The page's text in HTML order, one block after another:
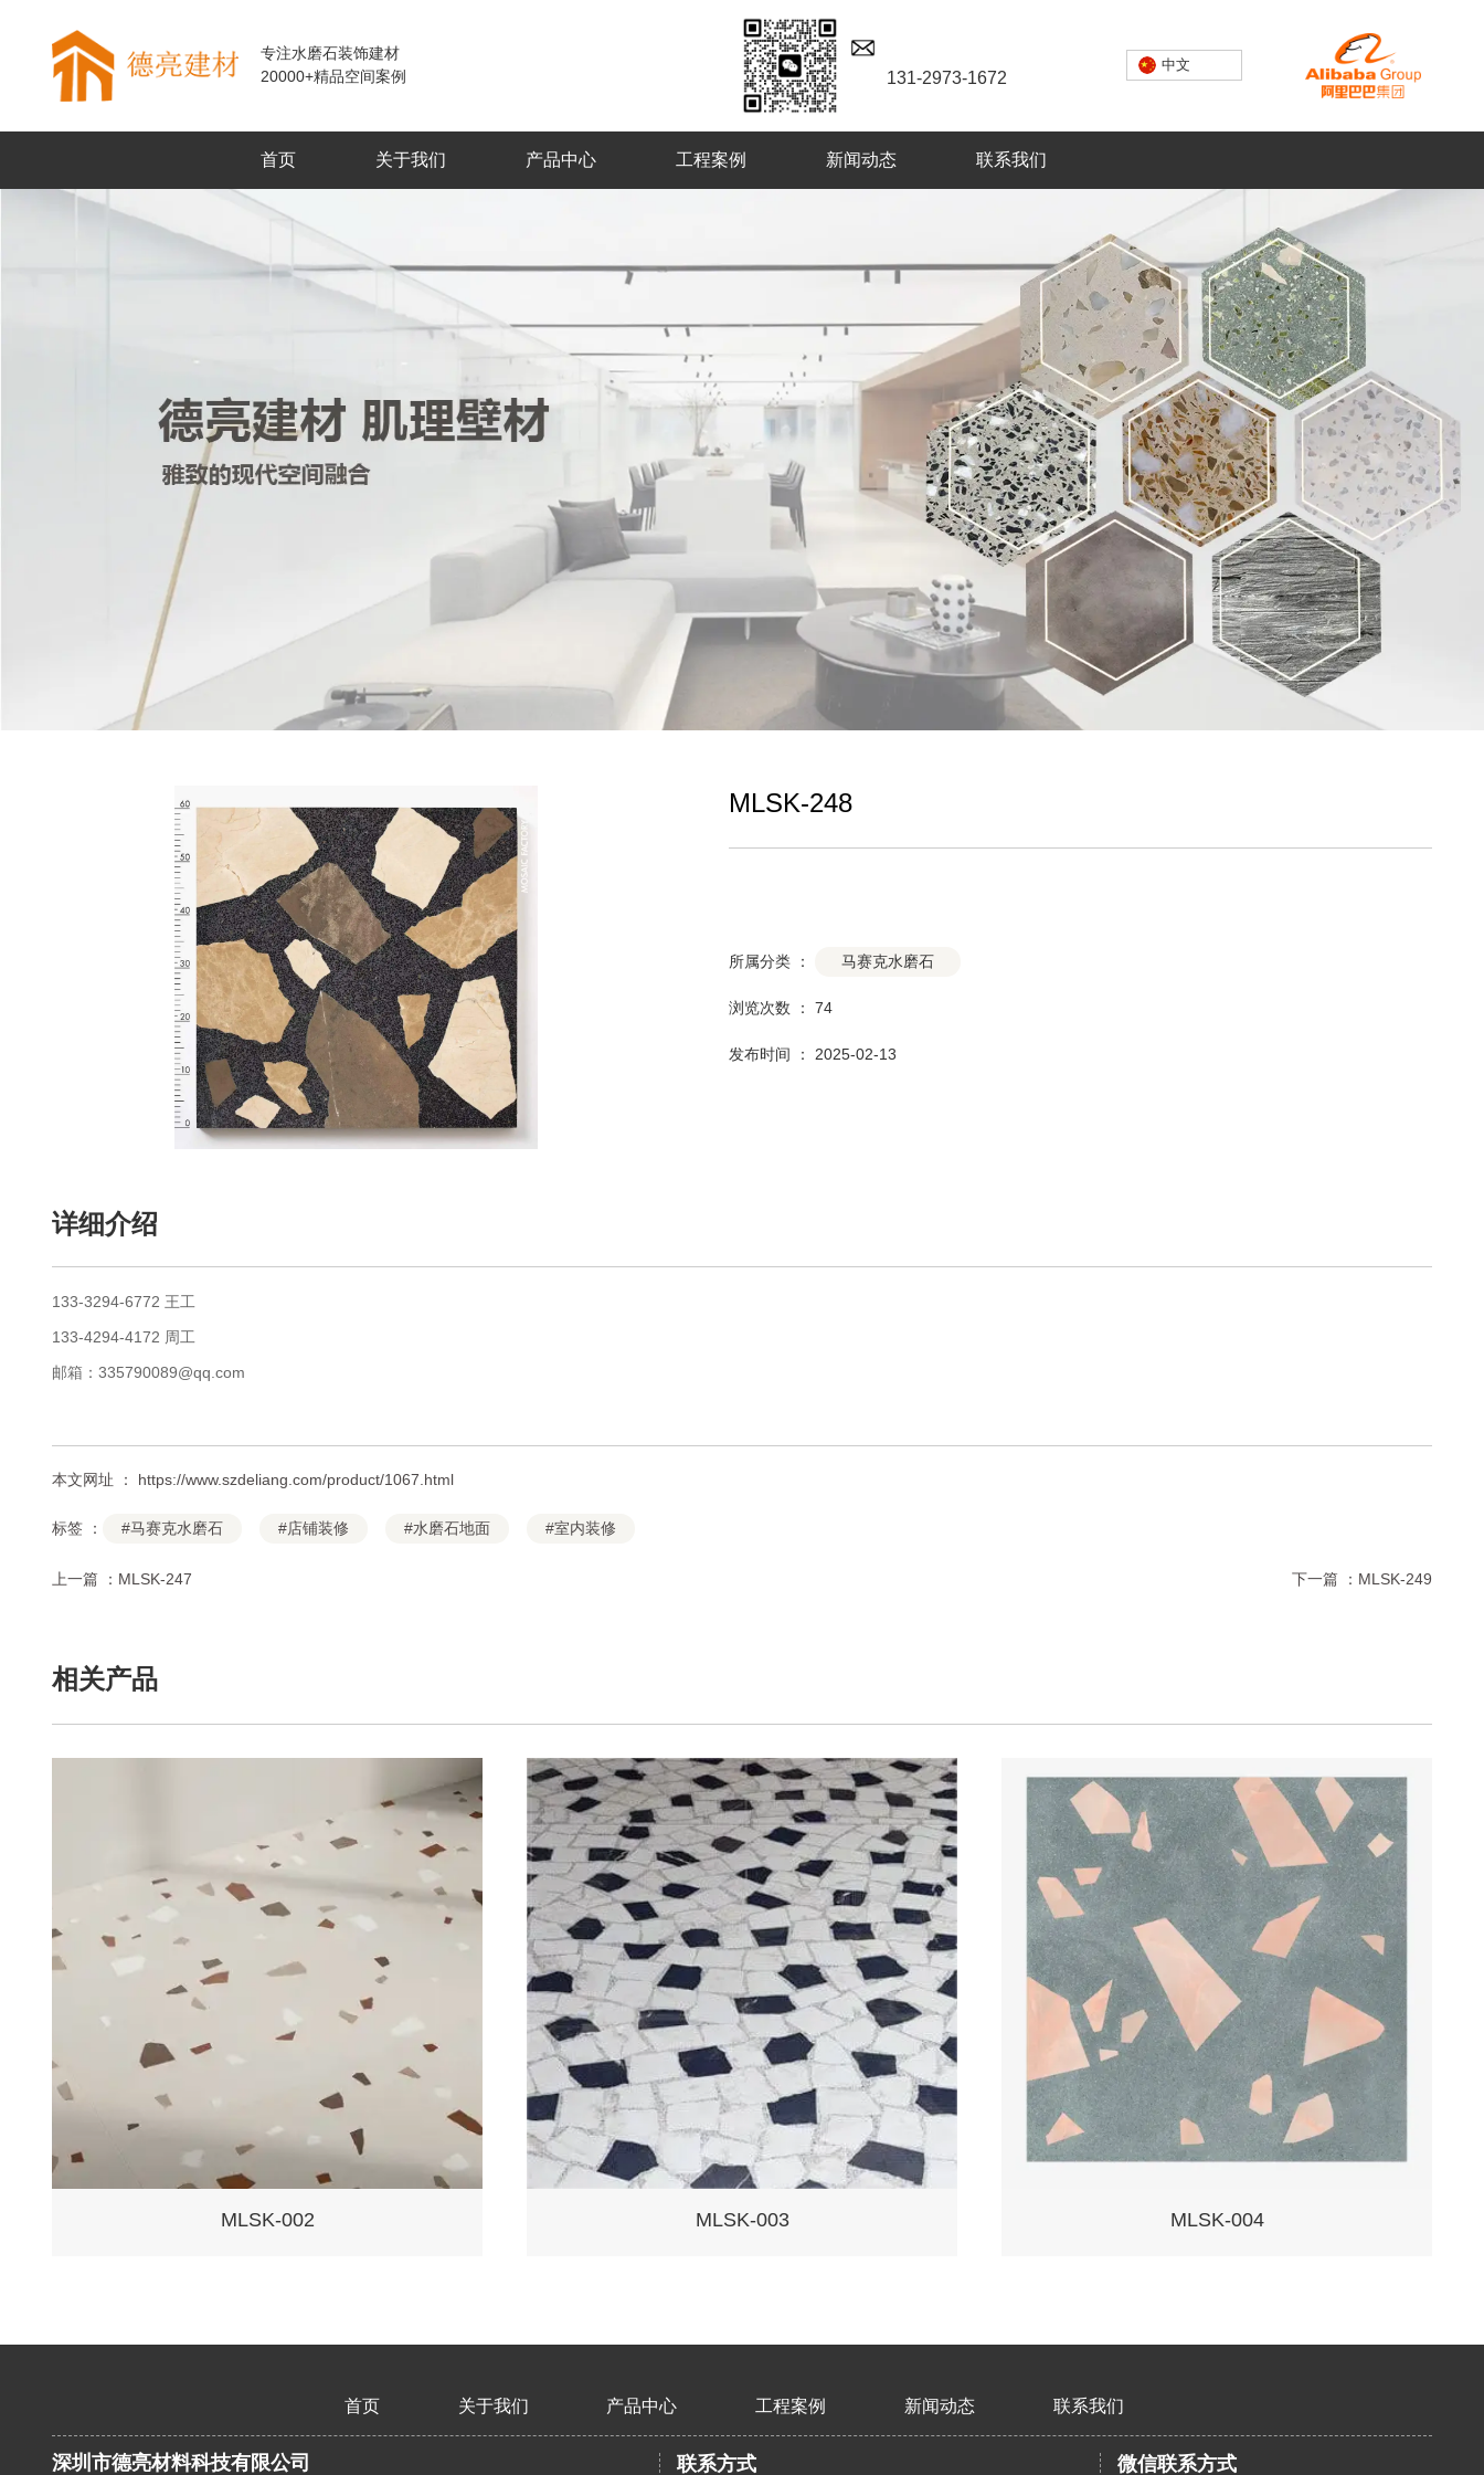
专注水磨石装饰建材
20000+精品空间案例
131-2973-1672
中文
首页 关于我们 产品中心 工程案例 新闻动态 联系我们
MLSK-248
所属分类 ： 马赛克水磨石
浏览次数 ： 74
发布时间 ： 2025-02-13
详细介绍
133-3294-6772 王工
133-4294-4172 周工
邮箱：335790089@qq.com
本文网址 ： https://www.szdeliang.com/product/1067.html
标签 ： #马赛克水磨石 #店铺装修 #水磨石地面 #室内装修
上一篇 ： MLSK-247 下一篇 ： MLSK-249
相关产品
MLSK-002 MLSK-003 MLSK-004
首页 关于我们 产品中心 工程案例 新闻动态 联系我们
深圳市德亮材料科技有限公司 联系方式 微信联系方式